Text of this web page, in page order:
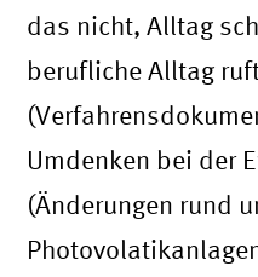
das nicht, Alltag
berufliche Alltag
Umdenken bei der
(Änderungen rund